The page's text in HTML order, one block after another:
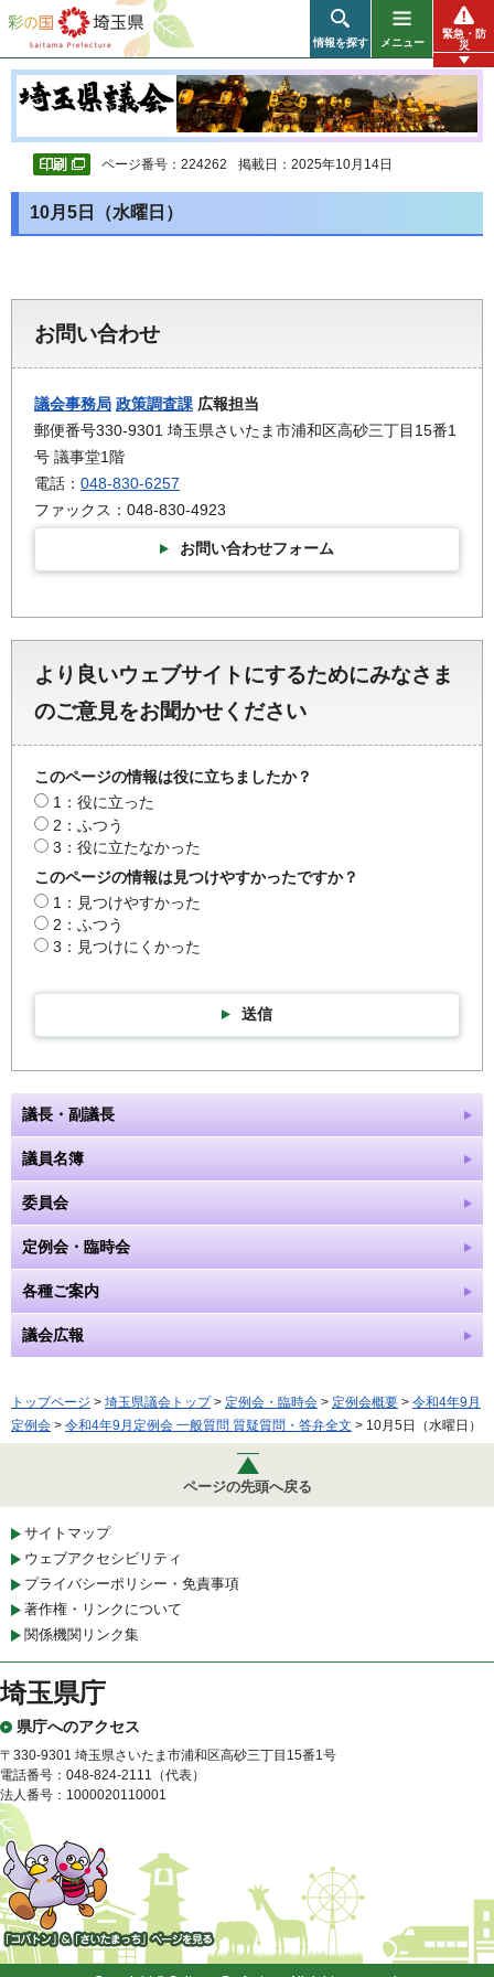
彩の国 埼玉県
情報を探す メニュー
緊急・防
災
ページ番号：224262 掲載日：2025年10月14日
10月5日（水曜日）
お問い合わせ
議会事務局 政策調査課 広報担当
郵便番号330-9301 埼玉県さいたま市浦和区高砂三丁目15番1
号 議事堂1階
電話： 048-830-6257
ファックス：048-830-4923
お問い合わせフォーム
より良いウェブサイトにするためにみなさま
のご意見をお聞かせください
このページの情報は役に立ちましたか？
1：役に立った
2：ふつう
3：役に立たなかった
このページの情報は見つけやすかったですか？
1：見つけやすかった
2：ふつう
3：見つけにくかった
送信
議長・副議長
議員名簿
委員会
定例会・臨時会
各種ご案内
議会広報
トップページ > 埼玉県議会トップ> 定例会・臨時会 > 定例会概要 > 令和4年9月
定例会 > 令和4年9月定例会 一般質問 質疑質問・答弁全文 > 10月5日（水曜日）
ページの先頭へ戻る
サイトマップ
ウェブアクセシビリティ
プライバシーポリシー・免責事項
著作権・リンクについて
関係機関リンク集
埼玉県庁
県庁へのアクセス
〒330-9301 埼玉県さいたま市浦和区高砂三丁目15番1号
電話番号：048-824-2111（代表）
法人番号：1000020110001
「コバトン」&「さいたまっ